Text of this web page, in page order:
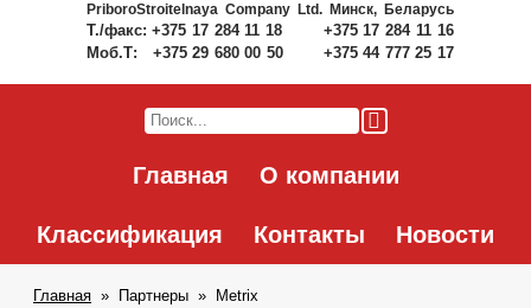
PriboroStroitelnaya Company Ltd.Минск, Беларусь
Т./факс: +375 17 284 11 18
+375 17 284 11 16
Моб.Т:
+375 29 680 00 50 +375 44 777 25 17
Главная О компании
Классификация Контакты Новости
Главная Партнеры Metrix